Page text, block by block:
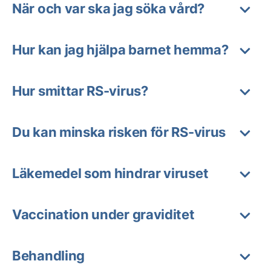
När och var ska jag söka vård?
Hur kan jag hjälpa barnet hemma?
Hur smittar RS-virus?
Du kan minska risken för RS-virus
Läkemedel som hindrar viruset
Vaccination under graviditet
Behandling